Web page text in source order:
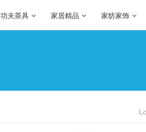
功夫茶具 家居精品 家纺家饰